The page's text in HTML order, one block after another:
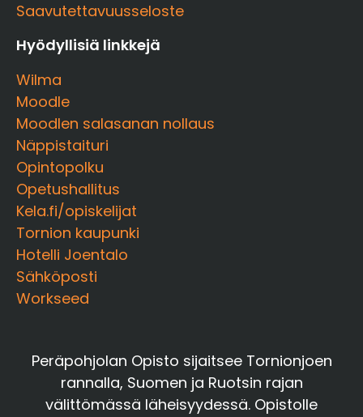
Saavutettavuusseloste
Hyödyllisiä linkkejä
Wilma
Moodle
Moodlen salasanan nollaus
Näppistaituri
Opintopolku
Opetushallitus
Kela.fi/opiskelijat
Tornion kaupunki
Hotelli Joentalo
Sähköposti
Workseed
Peräpohjolan Opisto sijaitsee Tornionjoen
rannalla, Suomen ja Ruotsin rajan
välittömässä läheisyydessä. Opistolle